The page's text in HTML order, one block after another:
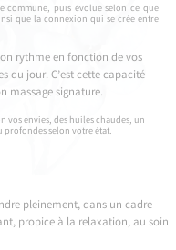
commune, puis évolue selon ce que
que la connexion qui se crée entre
rythme en fonction de vos
du jour. C’est cette capacité
massage signature.
vos envies, des huiles chaudes, un
selon votre état.
pleinement, dans un cadre
propice à la relaxation, au soin